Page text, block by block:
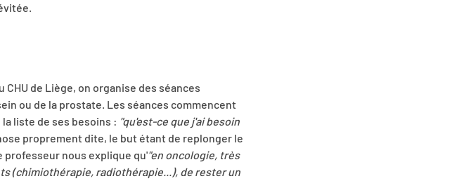
de Liège, on organise des séances
ou de la prostate. Les séances commencent
liste de ses besoins : "qu'est-ce que j'ai besoin
proprement dite, le but étant de replonger le
nous explique qu'"en oncologie, très
(chimiothérapie, radiothérapie...), de rester un